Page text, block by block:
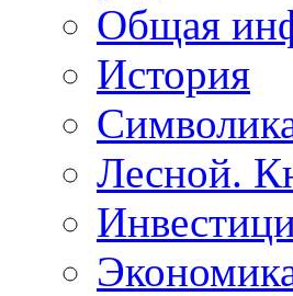
Общая
История
Лесной.